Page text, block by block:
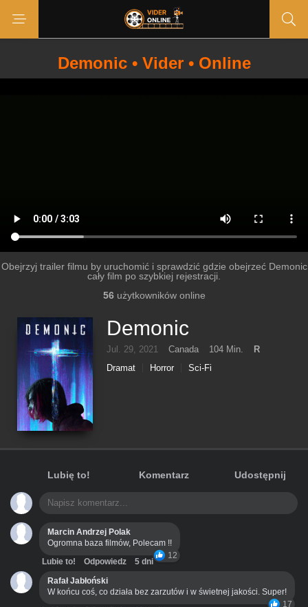
Demonic • Vider • Online
Obejrzyj trailer filmu by uruchomić i sprawdzić gdzie obejrzeć Demonic
cały film po szybkiej rejestracji.
56użytkowników online
Demonic
Jul. 29, 2021 Canada 104 Min.
R
Dramat
Horror Sci-Fi
Lubię to! Komentarz Udostępnij
Marcin Andrzej Polak
Ogromna baza filmów, Polecam !!
12
Lubie to! Odpowiedz
5 dni
Rafał Jabłoński
W końcu coś, co działa bez zarzutów i w świetnej jakości. Super!
17